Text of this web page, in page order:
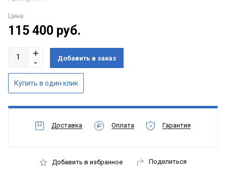
Цена:
115 400 руб.
Доставка Оплата Гарантия
Добавить в избранное Поделиться